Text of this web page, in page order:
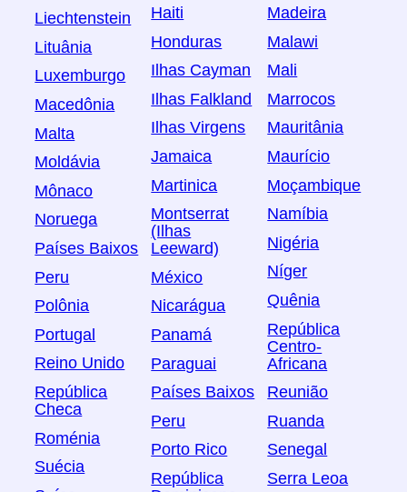
Liechtenstein
Lituânia
Luxemburgo
Macedônia
Malta
Moldávia
Mônaco
Noruega
Países Baixos
Peru
Polônia
Portugal
Reino Unido
República
Checa
Roménia
Suécia
Haiti
Honduras
Ilhas Cayman
Ilhas Falkland
Ilhas Virgens
Jamaica
Martinica
Montserrat
(Ilhas
Leeward)
México
Nicarágua
Panamá
Paraguai
Países Baixos
Peru
Porto Rico
República
Madeira
Malawi
Mali
Marrocos
Mauritânia
Maurício
Moçambique
Namíbia
Nigéria
Níger
Quênia
República
Centro-
Africana
Reunião
Ruanda
Senegal
Serra Leoa